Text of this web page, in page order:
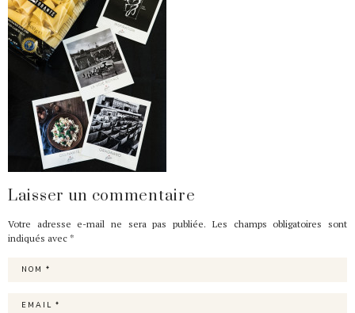
Laisser un commentaire
Votre adresse e-mail ne sera pas publiée. Les champs obligatoires sont
indiqués avec *